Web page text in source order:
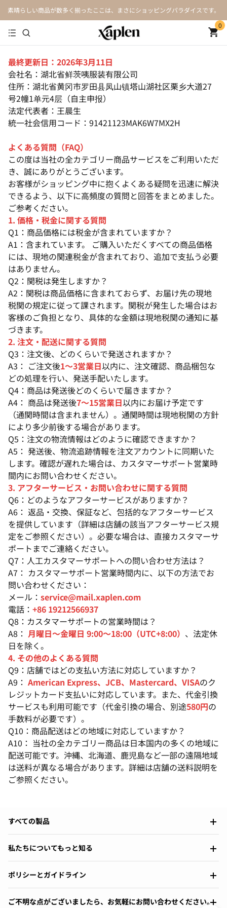
素晴らしい商品が数多く揃ったここは、まさにショッピングパラダイスです。
0
最終更新日：2026年3月11日
会社名：湖北省鲜茨咦服装有限公司
住所：湖北省黄冈市罗田县凤山镇塔山湖社区栗乡大道27
号2幢1单元4层（自主申报）
法定代表者：王晨生
統一社会信用コード：91421123MAK6W7MX2H
よくある質問（FAQ）
この度は当社の全カテゴリー商品サービスをご利用いただ
き、誠にありがとうございます。
お客様がショッピング中に抱くよくある疑問を迅速に解決
できるよう、以下に高頻度の質問と回答をまとめました。
ご参考ください。
1. 価格・税金に関する質問
Q1：商品価格には税金が含まれていますか？
A1：含まれています。 ご購入いただくすべての商品価格
には、現地の関連税金が含まれており、追加で支払う必要
はありません。
Q2：関税は発生しますか？
A2：関税は商品価格に含まれておらず、お届け先の現地
税関の規定に従って課されます。関税が発生した場合はお
客様のご負担となり、具体的な金額は現地税関の通知に基
づきます。
2. 注文・配送に関する質問
Q3：注文後、どのくらいで発送されますか？
A3： ご注文後1〜3営業日以内に、注文確認、商品梱包な
どの処理を行い、発送手配いたします。
Q4：商品は発送後どのくらいで届きますか？
A4： 商品は発送後7〜15営業日以内にお届け予定です
（通関時間は含まれません）。通関時間は現地税関の方針
により多少前後する場合があります。
Q5：注文の物流情報はどのように確認できますか？
A5： 発送後、物流追跡情報を注文アカウントに同期いた
します。確認が遅れた場合は、カスタマーサポート営業時
間内にお問い合わせください。
3. アフターサービス・お問い合わせに関する質問
Q6：どのようなアフターサービスがありますか？
A6： 返品・交換、保証など、包括的なアフターサービス
を提供しています（詳細は店舗の該当アフターサービス規
定をご参照ください）。必要な場合は、直接カスタマーサ
ポートまでご連絡ください。
Q7：人工カスタマーサポートへの問い合わせ方法は？
A7： カスタマーサポート営業時間内に、以下の方法でお
問い合わせください：
メール： service@mail.xaplen.com
電話： +86 19212566937
Q8：カスタマーサポートの営業時間は？
A8： 月曜日〜金曜日 9:00〜18:00（UTC+8:00） 、法定休
日を除く。
4. その他のよくある質問
Q9：店舗ではどの支払い方法に対応していますか？
A9： American Express、JCB、Mastercard、VISAのク
レジットカード支払いに対応しています。また、代金引換
サービスも利用可能です（代金引換の場合、別途580円の
手数料が必要です）。
Q10：商品配送はどの地域に対応していますか？
A10： 当社の全カテゴリー商品は日本国内の多くの地域に
配送可能です。沖縄、北海道、鹿児島など一部の遠隔地域
は送料が異なる場合があります。詳細は店舗の送料説明を
ご参照ください。
すべての製品
私たちについてもっと知る
ポリシーとガイドライン
ご不明な点がございましたら、お気軽にお問い合わせください。